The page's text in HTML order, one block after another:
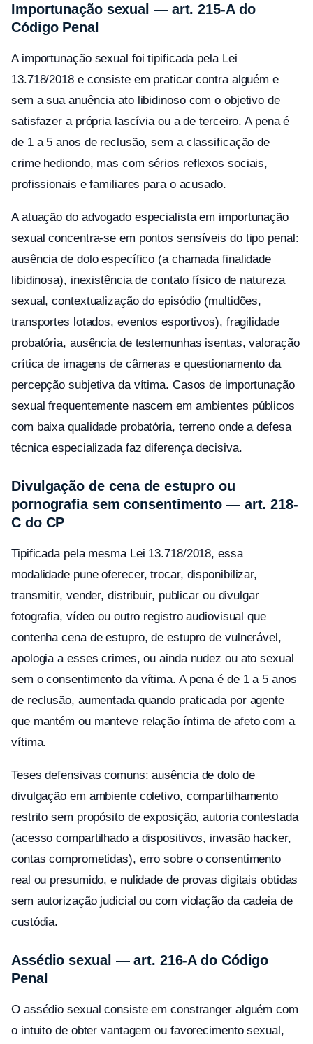
Importunação sexual — art. 215-A do
Código Penal
A importunação sexual foi tipificada pela Lei
13.718/2018 e consiste em praticar contra alguém e
sem a sua anuência ato libidinoso com o objetivo de
satisfazer a própria lascívia ou a de terceiro. A pena é
de 1 a 5 anos de reclusão, sem a classificação de
crime hediondo, mas com sérios reflexos sociais,
profissionais e familiares para o acusado.
A atuação do advogado especialista em importunação
sexual concentra-se em pontos sensíveis do tipo penal:
ausência de dolo específico (a chamada finalidade
libidinosa), inexistência de contato físico de natureza
sexual, contextualização do episódio (multidões,
transportes lotados, eventos esportivos), fragilidade
probatória, ausência de testemunhas isentas, valoração
crítica de imagens de câmeras e questionamento da
percepção subjetiva da vítima. Casos de importunação
sexual frequentemente nascem em ambientes públicos
com baixa qualidade probatória, terreno onde a defesa
técnica especializada faz diferença decisiva.
Divulgação de cena de estupro ou
pornografia sem consentimento — art. 218-
C do CP
Tipificada pela mesma Lei 13.718/2018, essa
modalidade pune oferecer, trocar, disponibilizar,
transmitir, vender, distribuir, publicar ou divulgar
fotografia, vídeo ou outro registro audiovisual que
contenha cena de estupro, de estupro de vulnerável,
apologia a esses crimes, ou ainda nudez ou ato sexual
sem o consentimento da vítima. A pena é de 1 a 5 anos
de reclusão, aumentada quando praticada por agente
que mantém ou manteve relação íntima de afeto com a
vítima.
Teses defensivas comuns: ausência de dolo de
divulgação em ambiente coletivo, compartilhamento
restrito sem propósito de exposição, autoria contestada
(acesso compartilhado a dispositivos, invasão hacker,
contas comprometidas), erro sobre o consentimento
real ou presumido, e nulidade de provas digitais obtidas
sem autorização judicial ou com violação da cadeia de
custódia.
Assédio sexual — art. 216-A do Código
Penal
O assédio sexual consiste em constranger alguém com
o intuito de obter vantagem ou favorecimento sexual,